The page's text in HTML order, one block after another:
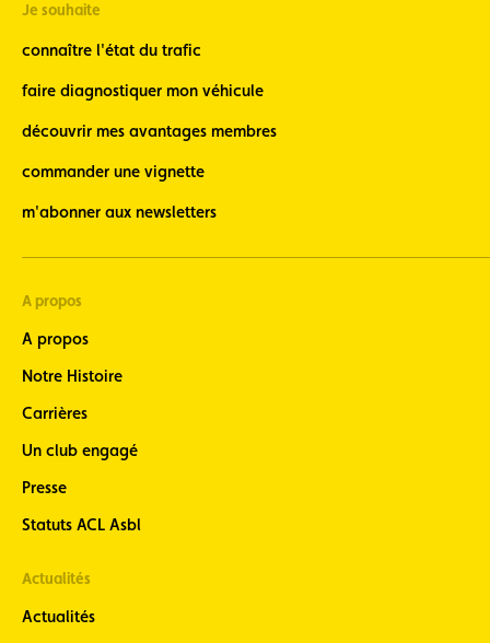
Je souhaite
connaître l'état du trafic
faire diagnostiquer mon véhicule
découvrir mes avantages membres
commander une vignette
m'abonner aux newsletters
A propos
A propos
Notre Histoire
Carrières
Un club engagé
Presse
Statuts ACL Asbl
Actualités
Actualités